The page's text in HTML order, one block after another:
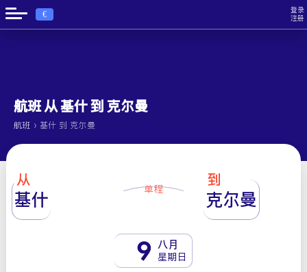
€
登录
注册
航班 从 基什 到 克尔曼
航班 › 基什 到 克尔曼
从
基什 单程
到
克尔曼
9 八月
星期日